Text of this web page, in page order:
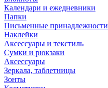
Календари и ежедневники
Папки
Письменные принадлежности
Наклейки
Аксессуары и текстиль
Сумки и рюкзаки
Аксессуары
Зеркала, таблетницы
Зонты